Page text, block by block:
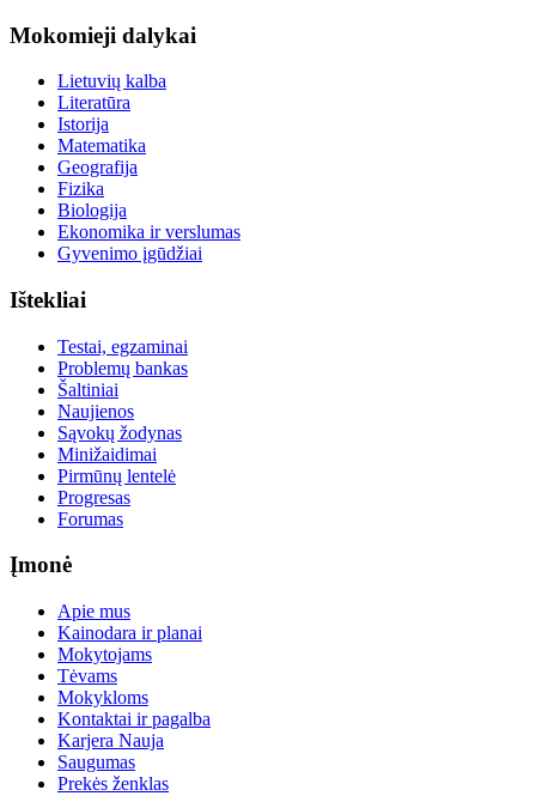
Mokomieji dalykai
Lietuvių kalba
Literatūra
Istorija
Matematika
Geografija
Fizika
Biologija
Ekonomika ir verslumas
Gyvenimo įgūdžiai
Ištekliai
Testai, egzaminai
Problemų bankas
Šaltiniai
Naujienos
Sąvokų žodynas
Minižaidimai
Pirmūnų lentelė
Progresas
Forumas
Įmonė
Apie mus
Kainodara ir planai
Mokytojams
Tėvams
Mokykloms
Kontaktai ir pagalba
Karjera Nauja
Saugumas
Prekės ženklas